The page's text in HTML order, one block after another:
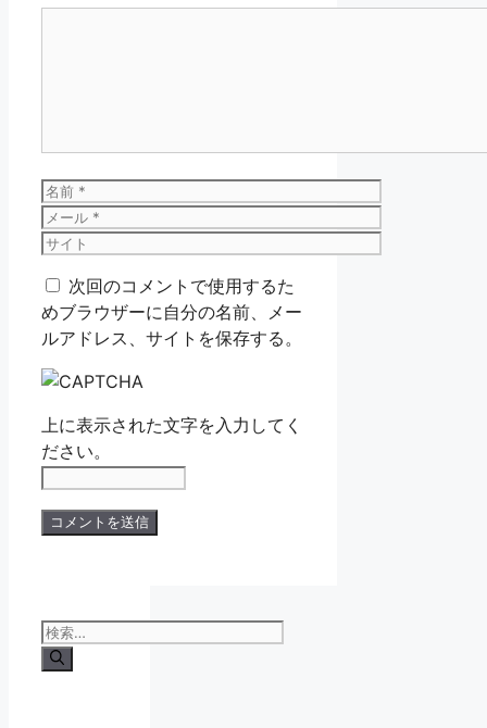
名
前
メ
ー
サ
ト 次回のコメントで使用するた
めブラウザーに自分の名前、メー
ルアドレス、サイトを保存する。
上に表示された文字を入力してく
ださい。
検
索: